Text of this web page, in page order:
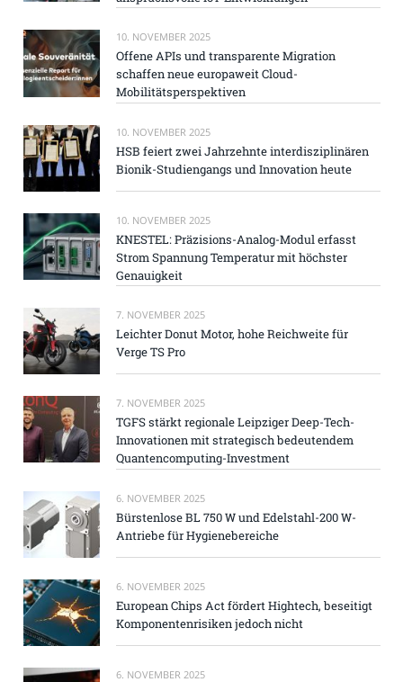
10. NOVEMBER 2025
Offene APIs und transparente Migration
schaffen neue europaweit Cloud-
Mobilitätsperspektiven
10. NOVEMBER 2025
HSB feiert zwei Jahrzehnte interdisziplinären
Bionik-Studiengangs und Innovation heute
10. NOVEMBER 2025
KNESTEL: Präzisions-Analog-Modul erfasst
Strom Spannung Temperatur mit höchster
Genauigkeit
7. NOVEMBER 2025
Leichter Donut Motor, hohe Reichweite für
Verge TS Pro
7. NOVEMBER 2025
TGFS stärkt regionale Leipziger Deep-Tech-
Innovationen mit strategisch bedeutendem
Quantencomputing-Investment
6. NOVEMBER 2025
Bürstenlose BL 750 W und Edelstahl-200 W-
Antriebe für Hygienebereiche
6. NOVEMBER 2025
European Chips Act fördert Hightech, beseitigt
Komponentenrisiken jedoch nicht
6. NOVEMBER 2025